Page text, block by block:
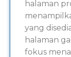
halaman
yang
halaman
fokus